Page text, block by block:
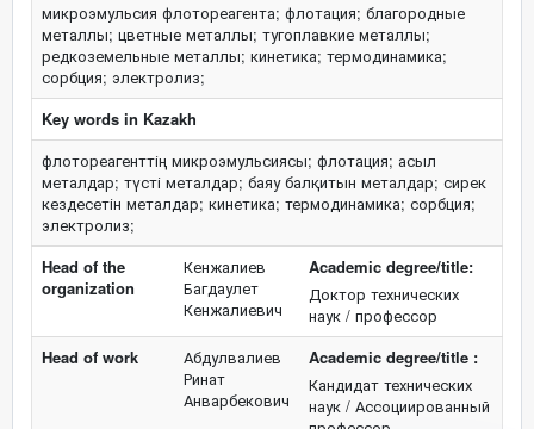
микроэмульсия флотореагента; флотация; благородные
металлы; цветные металлы; тугоплавкие металлы;
редкоземельные металлы; кинетика; термодинамика;
сорбция; электролиз;
Key words in Kazakh
флотореагенттің микроэмульсиясы; флотация; асыл
металдар; түсті металдар; баяу балқитын металдар; сирек
кездесетін металдар; кинетика; термодинамика; сорбция;
электролиз;
Head of the
organization
Кенжалиев
Багдаулет
Кенжалиевич
Academic degree/title:
Доктор технических
наук / профессор
Head of work
Абдулвалиев
Ринат
Анварбекович
Academic degree/title :
Кандидат технических
наук / Ассоциированный